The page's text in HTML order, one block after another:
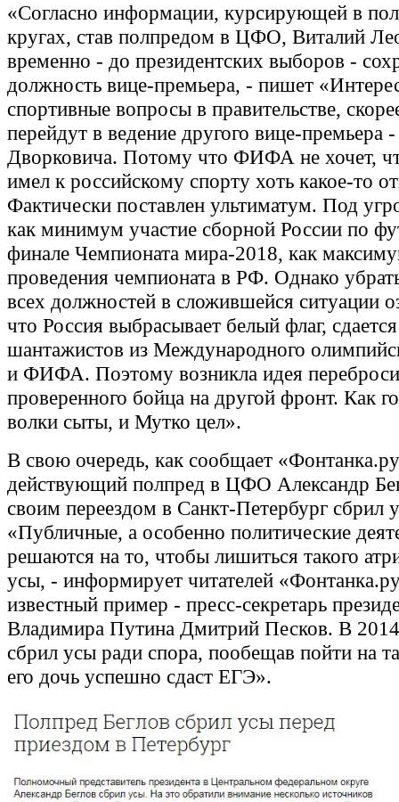
«Согласно информации, курсирующей в
кругах, став полпредом в ЦФО, Виталий
временно - до президентских выборов -
должность вице-премьера, - пишет
спортивные вопросы в правительстве,
перейдут в ведение другого вице-премьера
Дворковича. Потому что ФИФА не хочет,
имел к российскому спорту хоть какое-то
Фактически поставлен ультиматум. Под
как минимум участие сборной России по
финале Чемпионата мира-2018, как
проведения чемпионата в РФ. Однако
всех должностей в сложившейся ситуации
что Россия выбрасывает белый флаг,
шантажистов из Международного
и ФИФА. Поэтому возникла идея
проверенного бойца на другой фронт. Как
волки сыты, и Мутко цел».
В свою очередь, как сообщает
действующий полпред в ЦФО Александр
своим переездом в Санкт-Петербург сбрил
«Публичные, а особенно политические
решаются на то, чтобы лишиться такого
усы, - информирует читателей
известный пример - пресс-секретарь
Владимира Путина Дмитрий Песков. В
сбрил усы ради спора, пообещав пойти на
его дочь успешно сдаст ЕГЭ».